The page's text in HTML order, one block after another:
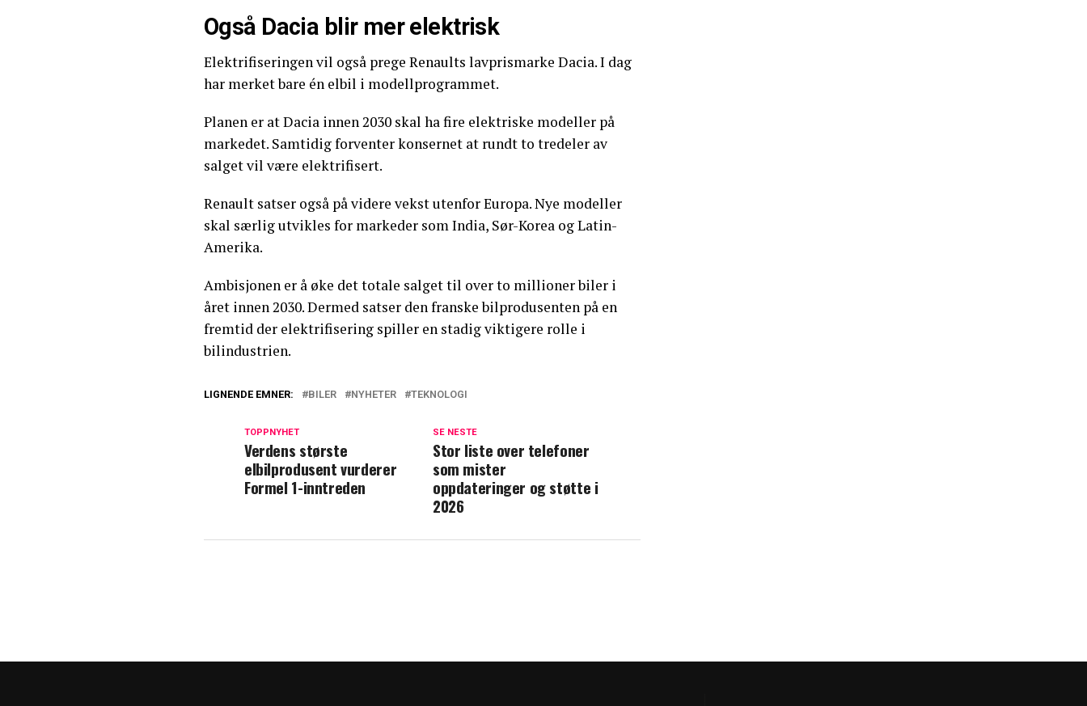
Også Dacia blir mer elektrisk
Elektrifiseringen vil også prege Renaults lavprismarke Dacia. I dag
har merket bare én elbil i modellprogrammet.
Planen er at Dacia innen 2030 skal ha fire elektriske modeller på
markedet. Samtidig forventer konsernet at rundt to tredeler av
salget vil være elektrifisert.
Renault satser også på videre vekst utenfor Europa. Nye modeller
skal særlig utvikles for markeder som India, Sør-Korea og Latin-
Amerika.
Ambisjonen er å øke det totale salget til over to millioner biler i
året innen 2030. Dermed satser den franske bilprodusenten på en
fremtid der elektrifisering spiller en stadig viktigere rolle i
bilindustrien.
LIGNENDE EMNER: BILER NYHETER TEKNOLOGI
SE NESTE
Stor liste over telefoner
som mister
oppdateringer og støtte i
2026
TOPPNYHET
Verdens største
elbilprodusent vurderer
Formel 1-inntreden